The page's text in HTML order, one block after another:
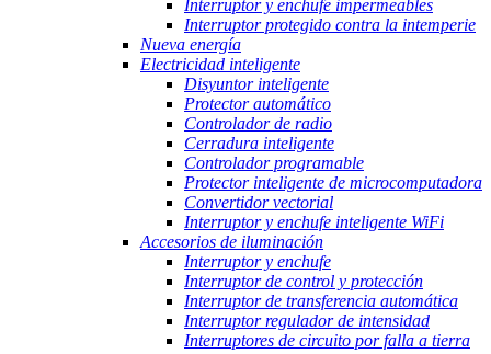
Interruptor y enchufe impermeables
Interruptor protegido contra la intemperie
Nueva energía
Electricidad inteligente
Disyuntor inteligente
Protector automático
Controlador de radio
Cerradura inteligente
Controlador programable
Protector inteligente de microcomputadora
Convertidor vectorial
Interruptor y enchufe inteligente WiFi
Accesorios de iluminación
Interruptor y enchufe
Interruptor de control y protección
Interruptor de transferencia automática
Interruptor regulador de intensidad
Interruptores de circuito por falla a tierra